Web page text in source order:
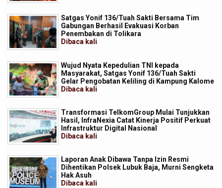
Satgas Yonif 136/Tuah Sakti Bersama Tim
Gabungan Berhasil Evakuasi Korban
Penembakan di Tolikara
Dibaca kali
Wujud Nyata Kepedulian TNI kepada
Masyarakat, Satgas Yonif 136/Tuah Sakti
Gelar Pengobatan Keliling di Kampung Kalome
Dibaca kali
Transformasi TelkomGroup Mulai Tunjukkan
Hasil, InfraNexia Catat Kinerja Positif Perkuat
Infrastruktur Digital Nasional
Dibaca kali
Laporan Anak Dibawa Tanpa Izin Resmi
Dihentikan Polsek Lubuk Baja, Murni Sengketa
Hak Asuh
Dibaca kali